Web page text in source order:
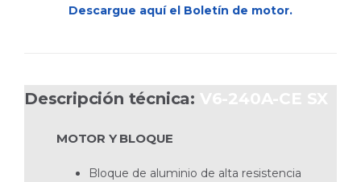
Descargue aquí el Boletín de motor.
Descripción técnica:
MOTOR Y BLOQUE
Bloque de aluminio de alta resistencia